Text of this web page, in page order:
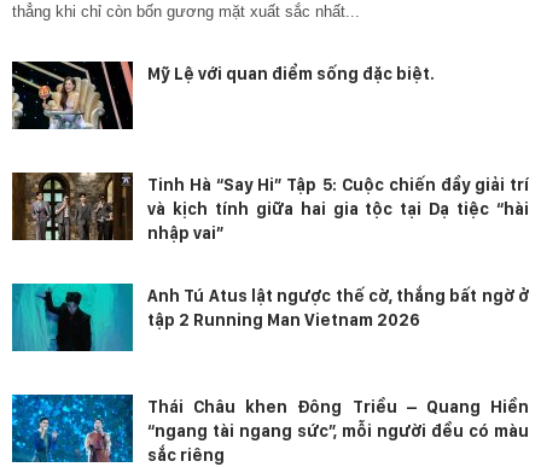
thẳng khi chỉ còn bốn gương mặt xuất sắc nhất...
Mỹ Lệ với quan điểm sống đặc biệt.
Tinh Hà “Say Hi” Tập 5: Cuộc chiến đầy giải trí
và kịch tính giữa hai gia tộc tại Dạ tiệc “hài
nhập vai”
Anh Tú Atus lật ngược thế cờ, thắng bất ngờ ở
tập 2 Running Man Vietnam 2026
Thái Châu khen Đông Triều – Quang Hiền
“ngang tài ngang sức”, mỗi người đều có màu
sắc riêng